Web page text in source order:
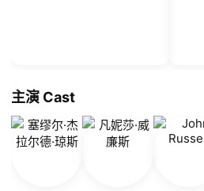
主演 Cast